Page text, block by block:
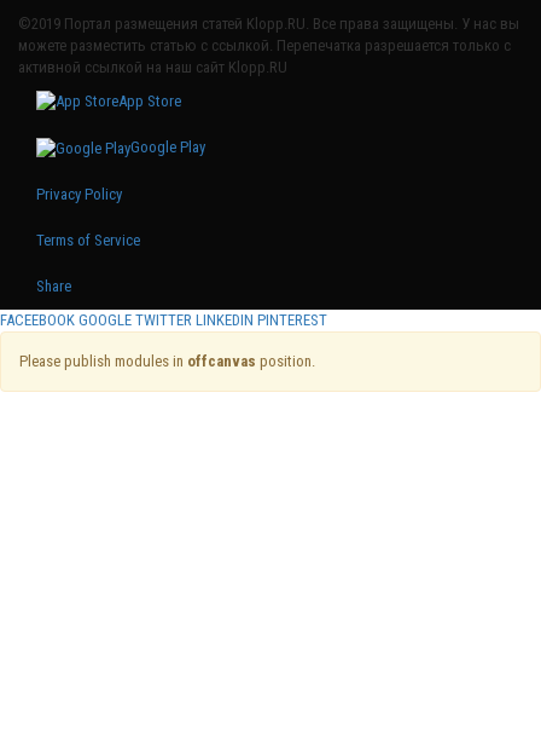
©2019 Портал размещения статей Klopp.RU. Все права защищены. У нас вы
можете разместить статью с ссылкой. Перепечатка разрешается только с
активной ссылкой на наш сайт Klopp.RU
App Store
Google Play
Privacy Policy
Terms of Service
Share
FACEEBOOK GOOGLE TWITTER LINKEDIN PINTEREST
Please publish modules in offcanvas position.